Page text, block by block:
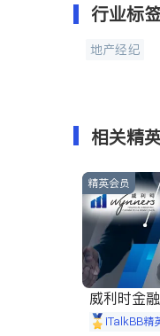
行业标
地产经纪
相关精
精英会员
威利时金
iTalkBB精